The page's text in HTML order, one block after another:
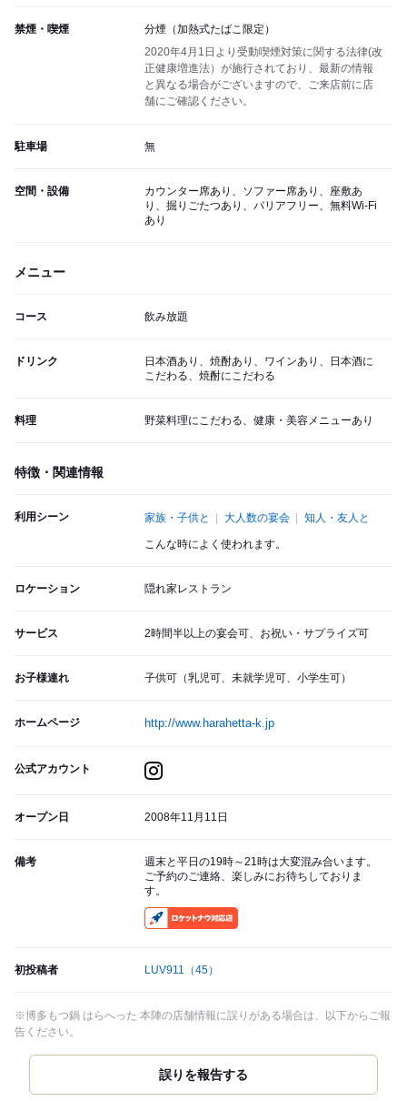
禁煙・喫煙
分煙（加熱式たばこ限定）
2020年4月1日より受動喫煙対策に関する法律(改
正健康増進法）が施行されており、最新の情報
と異なる場合がございますので、ご来店前に店
舗にご確認ください。
駐車場 無
空間・設備
カウンター席あり、ソファー席あり、座敷あ
り、掘りごたつあり、バリアフリー、無料Wi-Fi
あり
メニュー
コース 飲み放題
ドリンク
日本酒あり、焼酎あり、ワインあり、日本酒に
こだわる、焼酎にこだわる
料理 野菜料理にこだわる、健康・美容メニューあり
特徴・関連情報
利用シーン 家族・子供と 大人数の宴会 知人・友人と
こんな時によく使われます。
ロケーション 隠れ家レストラン
サービス 2時間半以上の宴会可、お祝い・サプライズ可
お子様連れ 子供可（乳児可、未就学児可、小学生可）
ホームページ http://www.harahetta-k.jp
公式アカウント
オープン日 2008年11月11日
備考
週末と平日の19時～21時は大変混み合います。
ご予約のご連絡、楽しみにお待ちしておりま
す。
初投稿者 LUV911 （45）
※博多もつ鍋 はらへった 本陣の店舗情報に誤りがある場合は、以下からご報
告ください。
誤りを報告する